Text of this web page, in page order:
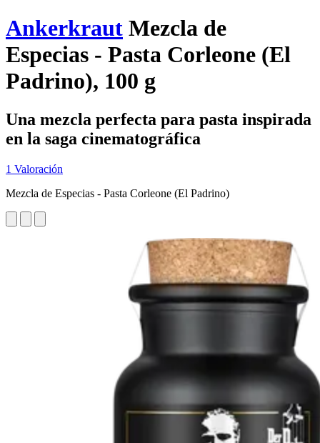
Ankerkraut Mezcla de
Especias - Pasta Corleone (El
Padrino), 100 g
Una mezcla perfecta para pasta inspirada
en la saga cinematográfica
1 Valoración
Mezcla de Especias - Pasta Corleone (El Padrino)